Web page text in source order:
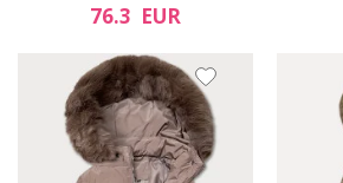
76.3 EUR